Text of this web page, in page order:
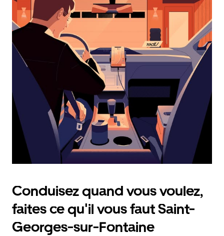
calendrier
et
sélectionner
une
date.
Appuyez
d'échappement
pour
fermer
calendrier.
Conduisez quand vous voulez,
faites ce qu'il vous faut Saint-
Georges-sur-Fontaine